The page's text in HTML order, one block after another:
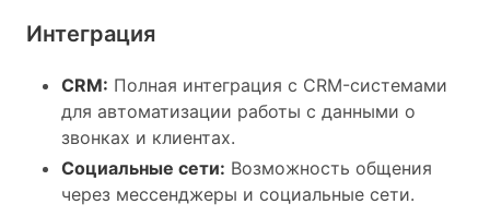
Интеграция
CRM: Полная интеграция с CRM-системами
для автоматизации работы с данными о
звонках и клиентах.
Социальные сети: Возможность общения
через мессенджеры и социальные сети.